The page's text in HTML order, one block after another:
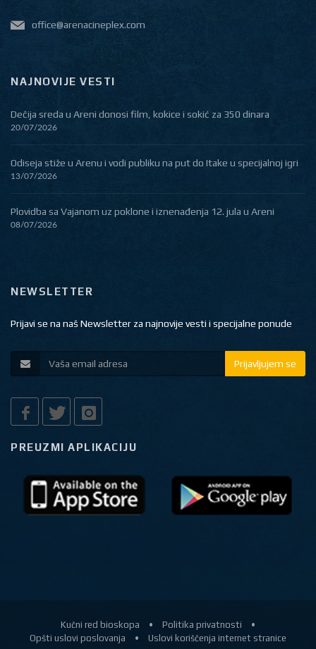
office@arenacineplex.com
NAJNOVIJE VESTI
Dečija sreda u Areni donosi film, kokice i sokić za 350 dinara
20/07/2026
Odiseja stiže u Arenu i vodi publiku na put do Itake u specijalnoj igri
13/07/2026
Plovidba sa Vajanom uz poklone i iznenađenja 12. jula u Areni
08/07/2026
NEWSLETTER
Prijavi se na naš Newsletter za najnovije vesti i specijalne ponude
Prijavljujem se
PREUZMI APLIKACIJU
Kučni red bioskopa • Politika privatnosti
•
Opšti uslovi poslovanja
• Uslovi koriščenja internet stranice